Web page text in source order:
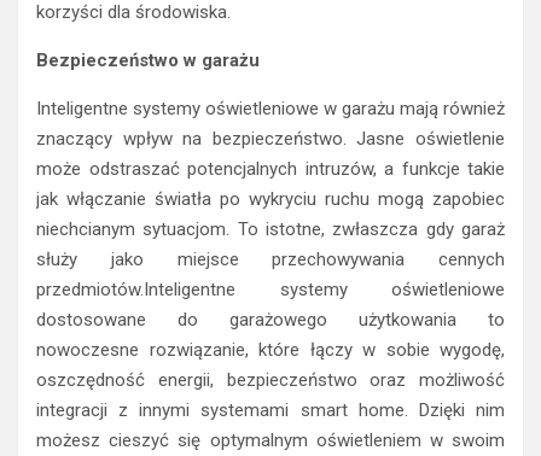
korzyści dla środowiska.
Bezpieczeństwo w garażu
Inteligentne systemy oświetleniowe w garażu mają również
znaczący wpływ na bezpieczeństwo. Jasne oświetlenie
może odstraszać potencjalnych intruzów, a funkcje takie
jak włączanie światła po wykryciu ruchu mogą zapobiec
niechcianym sytuacjom. To istotne, zwłaszcza gdy garaż
służy jako miejsce przechowywania cennych
przedmiotów.Inteligentne systemy oświetleniowe
dostosowane do garażowego użytkowania to
nowoczesne rozwiązanie, które łączy w sobie wygodę,
oszczędność energii, bezpieczeństwo oraz możliwość
integracji z innymi systemami smart home. Dzięki nim
możesz cieszyć się optymalnym oświetleniem w swoim